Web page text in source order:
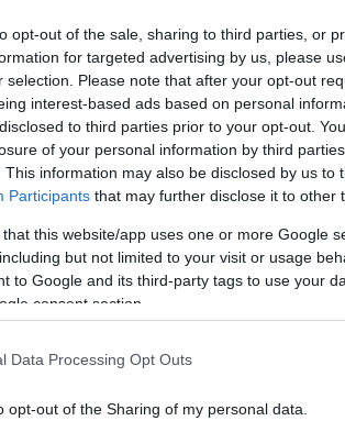
opt-out of the sale, sharing to third parties, or
for targeted advertising by us, please
selection. Please note that after your opt-out
interest-based ads based on personal
to third parties prior to your opt-out.
of your personal information by third
This information may also be disclosed by us to
Participants that may further disclose it to other
that this website/app uses one or more Google
but not limited to your visit or usage
to Google and its third-party tags to use your
consent section.
Data Processing Opt Outs
opt-out of the Sharing of my personal data.
αυτό ο Νίκος Ανδρουλάκης,
νέες εντάσεις αλλά να
αλλαγή, συγκροτώντας μια
του προγνωστικά.